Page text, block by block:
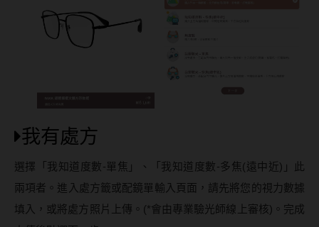
我有處方
選擇「我知道度數-單焦」、「我知道度數-多焦(遠中近)」此
兩項者。進入處方籤或配鏡單輸入頁面，請先將您的視力數據
填入，或將處方照片上傳。(*會由專業驗光師線上審核)。完成